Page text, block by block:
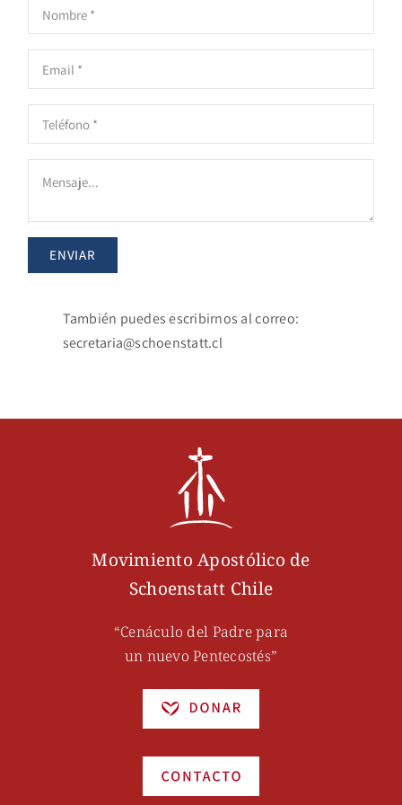
ENVIAR
También puedes escribirnos al correo:
secretaria@schoenstatt.cl
Movimiento Apostólico de
Schoenstatt Chile
“Cenáculo del Padre para
un nuevo Pentecostés”